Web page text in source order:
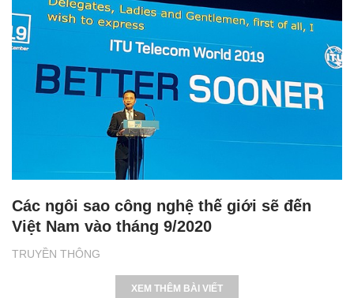
TRUYỀN THÔNG
Các ngôi sao công nghệ thế giới sẽ đến
Việt Nam vào tháng 9/2020
XEM THÊM BÀI VIẾT